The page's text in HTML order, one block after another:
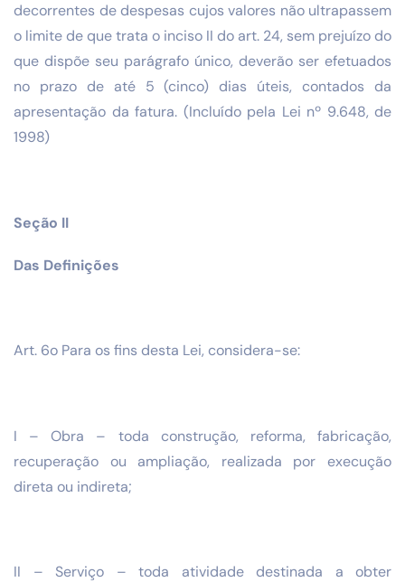
decorrentes de despesas cujos valores não ultrapassem
o limite de que trata o inciso II do art. 24, sem prejuízo do
que dispõe seu parágrafo único, deverão ser efetuados
no prazo de até 5 (cinco) dias úteis, contados da
apresentação da fatura. (Incluído pela Lei nº 9.648, de
1998)
Seção II
Das Definições
Art. 6o Para os fins desta Lei, considera-se:
I – Obra – toda construção, reforma, fabricação,
recuperação ou ampliação, realizada por execução
direta ou indireta;
II – Serviço – toda atividade destinada a obter